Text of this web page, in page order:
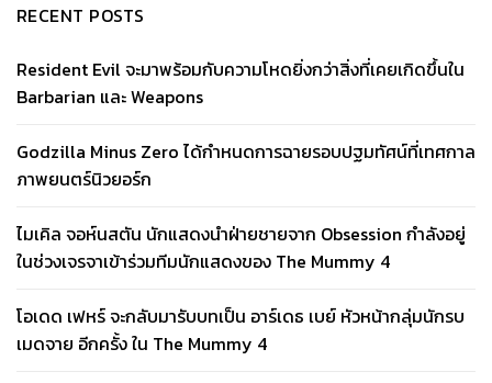
RECENT POSTS
Resident Evil จะมาพร้อมกับความโหดยิ่งกว่าสิ่งที่เคยเกิดขึ้นใน
Barbarian และ Weapons
Godzilla Minus Zero ได้กำหนดการฉายรอบปฐมทัศน์ที่เทศกาล
ภาพยนตร์นิวยอร์ก
ไมเคิล จอห์นสตัน นักแสดงนำฝ่ายชายจาก Obsession กำลังอยู่
ในช่วงเจรจาเข้าร่วมทีมนักแสดงของ The Mummy 4
โอเดด เฟหร์ จะกลับมารับบทเป็น อาร์เดธ เบย์ หัวหน้ากลุ่มนักรบ
เมดจาย อีกครั้ง ใน The Mummy 4